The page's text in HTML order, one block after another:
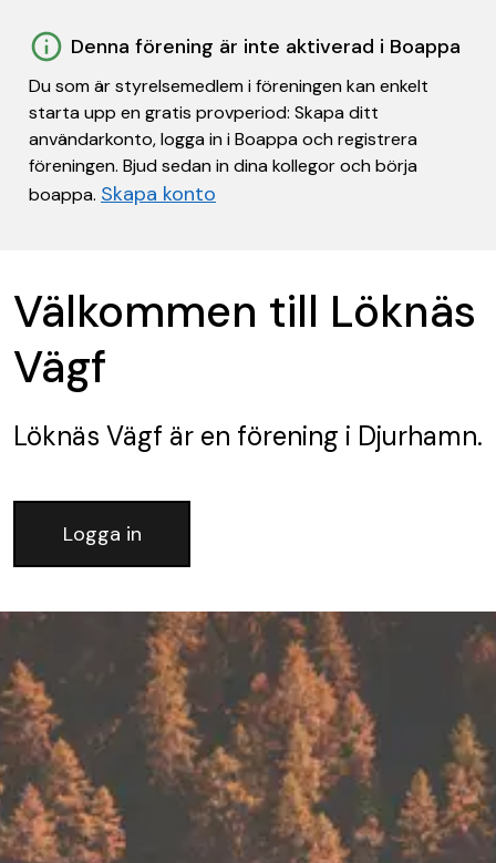
Denna förening är inte aktiverad i Boappa
Du som är styrelsemedlem i föreningen kan enkelt
starta upp en gratis provperiod: Skapa ditt
användarkonto, logga in i Boappa och registrera
föreningen. Bjud sedan in dina kollegor och börja
boappa. Skapa konto
Välkommen till Löknäs
Vägf
Löknäs Vägf är en förening i Djurhamn.
Logga in